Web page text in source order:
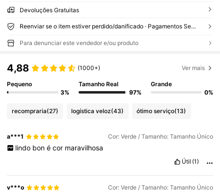
Devoluções Gratuitas
Reenviar se o item estiver perdido/danificado · Pagamentos Seguros · Proteção de privacidade
Para denunciar este vendedor e/ou produto
4,88 (1000+) Ver mais
Pequeno
3%
Tamanho Real
97%
Grande
0%
recompraria(27) logística veloz(43) ótimo serviço(13)
a***1 Cor: Verde / Tamanho: Tamanho Único
lindo bon é cor maravilhosa
Útil (1)
v***o Cor: Verde / Tamanho: Tamanho Único